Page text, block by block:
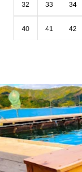
32 33 34
40 41 42